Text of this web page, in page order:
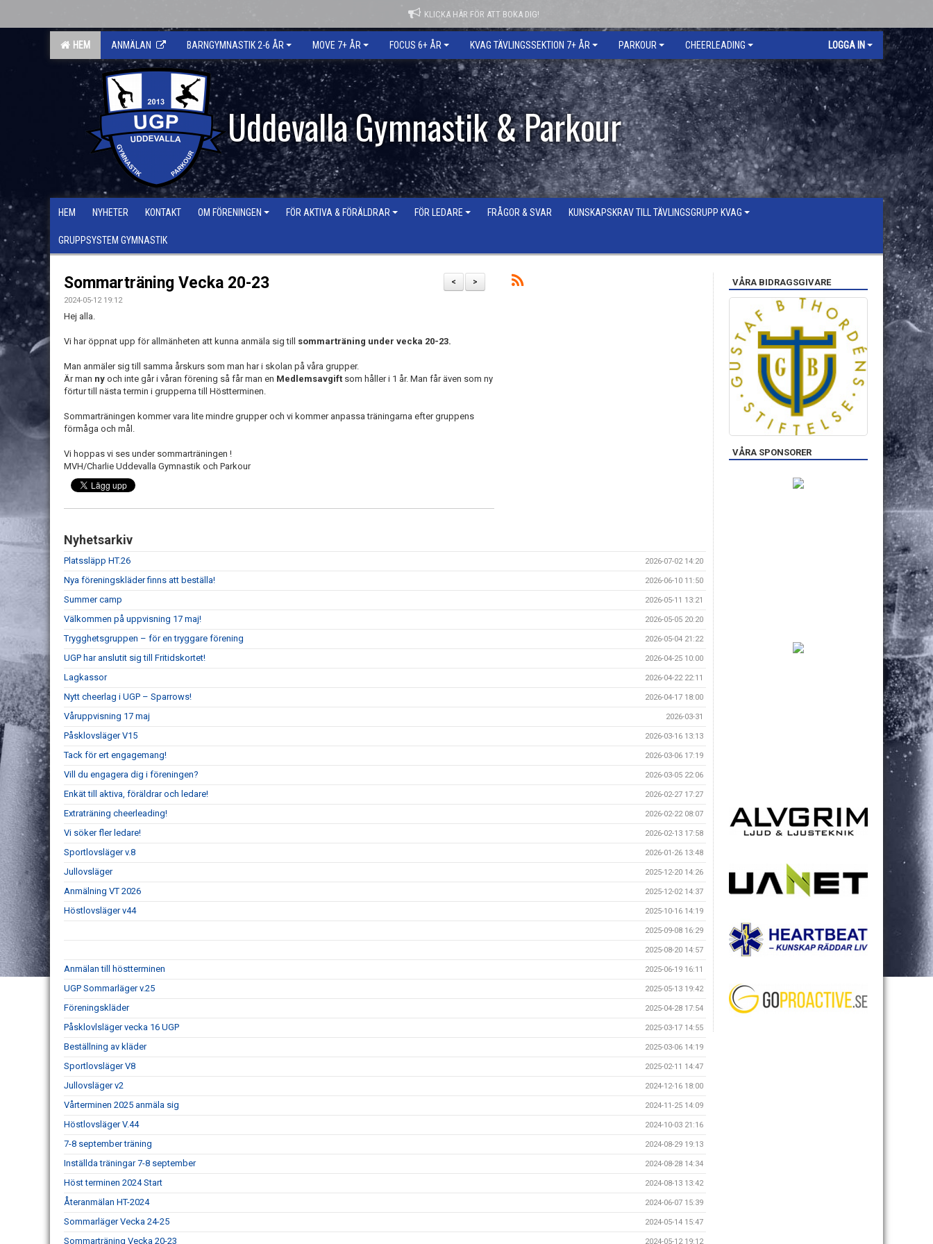
KLICKA HÄR FÖR ATT BOKA DIG!
HEM ANMÄLAN BARNGYMNASTIK 2-6 ÅR MOVE 7+ ÅR FOCUS 6+ ÅR KVAG TÄVLINGSSEKTION 7+ ÅR PARKOUR CHEERLEADING LOGGA IN
Uddevalla Gymnastik & Parkour
HEM NYHETER KONTAKT OM FÖRENINGEN FÖR AKTIVA & FÖRÄLDRAR FÖR LEDARE FRÅGOR & SVAR KUNSKAPSKRAV TILL TÄVLINGSGRUPP KVAG
GRUPPSYSTEM GYMNASTIK
>
<
Sommarträning Vecka 20-23
2024-05-12 19:12
Hej alla.
Vi har öppnat upp för allmänheten att kunna anmäla sig till sommarträning under vecka 20-23.
Man anmäler sig till samma årskurs som man har i skolan på våra grupper.
Är man ny och inte går i våran förening så får man en Medlemsavgift som håller i 1 år. Man får även som ny
förtur till nästa termin i grupperna till Höstterminen.
Sommarträningen kommer vara lite mindre grupper och vi kommer anpassa träningarna efter gruppens
förmåga och mål.
Vi hoppas vi ses under sommarträningen !
MVH/Charlie Uddevalla Gymnastik och Parkour
Nyhetsarkiv
Platssläpp HT.26 2026-07-02 14:20
Nya föreningskläder finns att beställa! 2026-06-10 11:50
Summer camp 2026-05-11 13:21
Välkommen på uppvisning 17 maj! 2026-05-05 20:20
Trygghetsgruppen – för en tryggare förening 2026-05-04 21:22
UGP har anslutit sig till Fritidskortet! 2026-04-25 10:00
Lagkassor 2026-04-22 22:11
Nytt cheerlag i UGP – Sparrows! 2026-04-17 18:00
Våruppvisning 17 maj 2026-03-31
Påsklovsläger V15 2026-03-16 13:13
Tack för ert engagemang! 2026-03-06 17:19
Vill du engagera dig i föreningen? 2026-03-05 22:06
Enkät till aktiva, föräldrar och ledare! 2026-02-27 17:27
Extraträning cheerleading! 2026-02-22 08:07
Vi söker fler ledare! 2026-02-13 17:58
Sportlovsläger v.8 2026-01-26 13:48
Jullovsläger 2025-12-20 14:26
Anmälning VT 2026 2025-12-02 14:37
Höstlovsläger v44 2025-10-16 14:19
2025-09-08 16:29
2025-08-20 14:57
Anmälan till höstterminen 2025-06-19 16:11
UGP Sommarläger v.25 2025-05-13 19:42
Föreningskläder 2025-04-28 17:54
Påsklovlsläger vecka 16 UGP 2025-03-17 14:55
Beställning av kläder 2025-03-06 14:19
Sportlovsläger V8 2025-02-11 14:47
Jullovsläger v2 2024-12-16 18:00
Vårterminen 2025 anmäla sig 2024-11-25 14:09
Höstlovsläger V.44 2024-10-03 21:16
7-8 september träning 2024-08-29 19:13
Inställda träningar 7-8 september 2024-08-28 14:34
Höst terminen 2024 Start 2024-08-13 13:42
Återanmälan HT-2024 2024-06-07 15:39
Sommarläger Vecka 24-25 2024-05-14 15:47
Sommarträning Vecka 20-23 2024-05-12 19:12
VÅRA BIDRAGSGIVARE
VÅRA SPONSORER